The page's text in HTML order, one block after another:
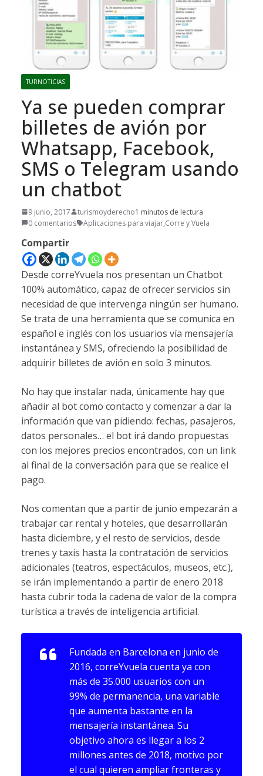
TURNOTICIAS
Ya se pueden comprar
billetes de avión por
Whatsapp, Facebook,
SMS o Telegram usando
un chatbot
9 junio, 2017 turismoyderecho1 minutos de lectura
0 comentarios
Aplicaciones para viajar,Corre y Vuela
Compartir
Desde correYvuela nos presentan un Chatbot
100% automático, capaz de ofrecer servicios sin
necesidad de que intervenga ningún ser humano.
Se trata de una herramienta que se comunica en
español e inglés con los usuarios vía mensajería
instantánea y SMS, ofreciendo la posibilidad de
adquirir billetes de avión en solo 3 minutos.
No hay que instalar nada, únicamente hay que
añadir al bot como contacto y comenzar a dar la
información que van pidiendo: fechas, pasajeros,
datos personales… el bot irá dando propuestas
con los mejores precios encontrados, con un link
al final de la conversación para que se realice el
pago.
Nos comentan que a partir de junio empezarán a
trabajar car rental y hoteles, que desarrollarán
hasta diciembre, y el resto de servicios, desde
trenes y taxis hasta la contratación de servicios
adicionales (teatros, espectáculos, museos, etc.),
se irán implementando a partir de enero 2018
hasta cubrir toda la cadena de valor de la compra
turística a través de inteligencia artificial.
Fundada en Barcelona en junio de
2016, correYvuela cuenta ya con
más de 35.000 usuarios con un
99% de permanencia, una variable
que aumenta bastante en la
mensajería instantánea. Su
objetivo ahora es llegar a los 2
millones antes de 2018, motivo por
el cual quieren ampliar fronteras y